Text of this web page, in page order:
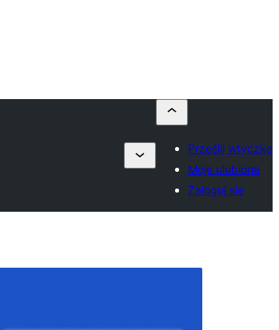
Prześlij wtyczkę
Moje ulubione
Zaloguj się